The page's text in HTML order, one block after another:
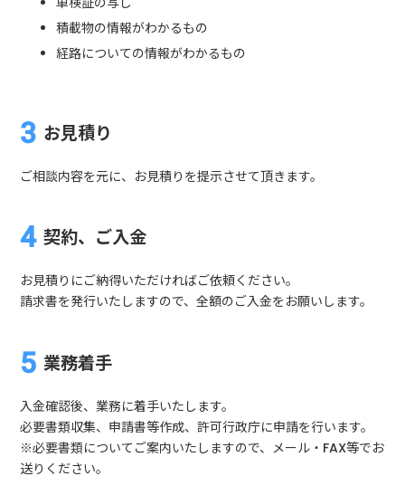
積載物の情報がわかるもの
経路についての情報がわかるもの
お見積り
ご相談内容を元に、お見積りを提示させて頂きます。
契約、ご入金
お見積りにご納得いただければご依頼ください。
請求書を発行いたしますので、全額のご入金をお願いします。
業務着手
入金確認後、業務に着手いたします。
必要書類収集、申請書等作成、許可行政庁に申請を行います。
※必要書類についてご案内いたしますので、メール・FAX等でお
送りください。